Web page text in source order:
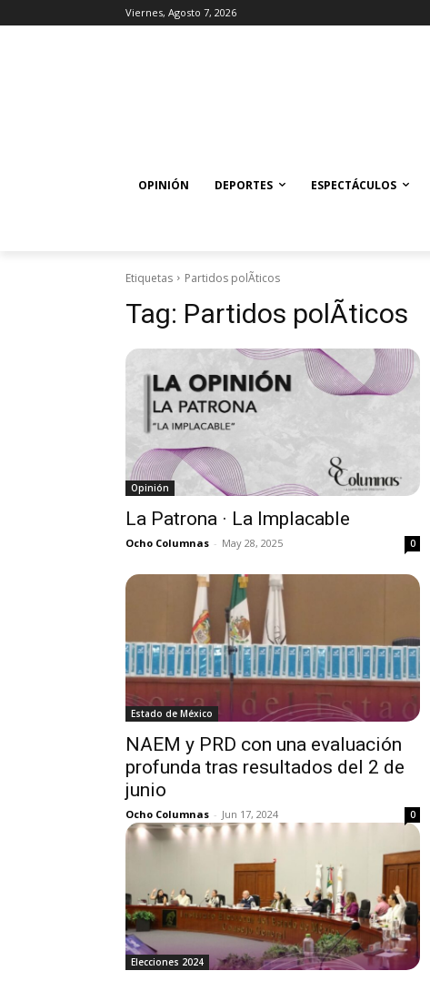
Viernes, Agosto 7, 2026
OPINIÓN DEPORTES ESPECTÁCULOS
Etiquetas Partidos polÃ­ticos
Tag: Partidos polÃ­ticos
Opinión
La Patrona · La Implacable
Ocho Columnas - May 28, 2025 0
Estado de México
NAEM y PRD con una evaluación
profunda tras resultados del 2 de
junio
Ocho Columnas - Jun 17, 2024 0
Elecciones 2024